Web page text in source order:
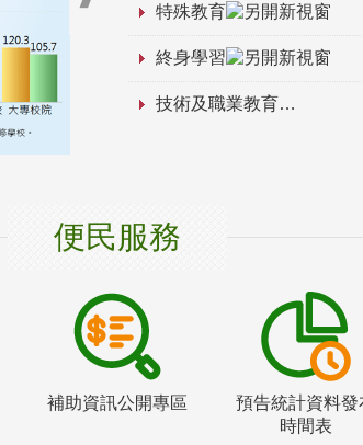
特殊教育
終身學習
技術及職業教育
便民服務
補助資訊公開專區
預告統計資料發
時間表